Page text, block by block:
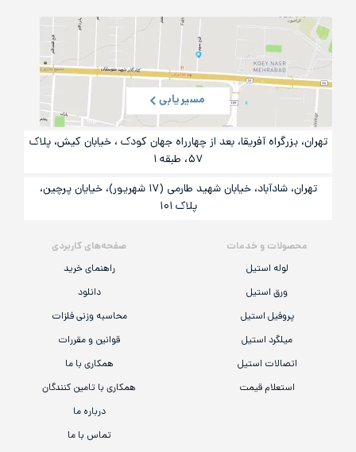
محصولات و خدمات
لوله استیل
ورق استیل
پروفیل استیل
میلگرد استیل
اتصالات استیل
استعلام قیمت
صفحه‌های کاربردی
راهنمای خرید
دانلود
محاسبه وزنی فلزات
قوانین و مقررات
همکاری با ما
همکاری با تامین کنندگان
درباره ما
تماس با ما
مسیریابی
تهران، بزرگراه آفریقا، بعد از چهارراه جهان کودک ، خیابان کیش، پلاک
۵۷، طبقه ۱
تهران، شادآباد، خیابان شهید طارمی (۱۷ شهریور)، خیایان پرچین،
پلاک ۱۰۱